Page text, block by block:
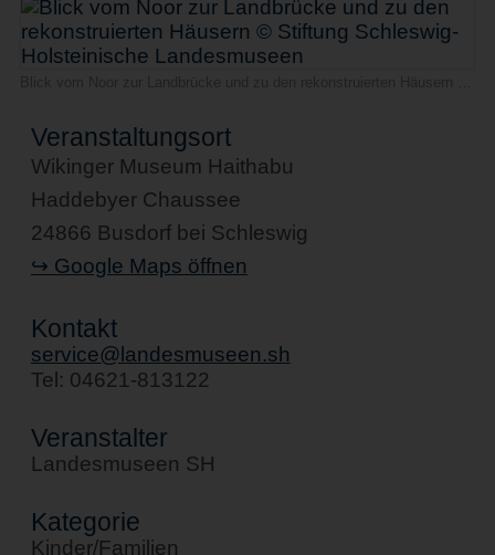
Veranstaltungsort
Wikinger Museum Haithabu
Haddebyer Chaussee
24866 Busdorf bei Schleswig
↪ Google Maps öffnen
Kontakt
service@landesmuseen.sh
Tel: 04621-813122
Veranstalter
Landesmuseen SH
Kategorie
Kinder/Familien